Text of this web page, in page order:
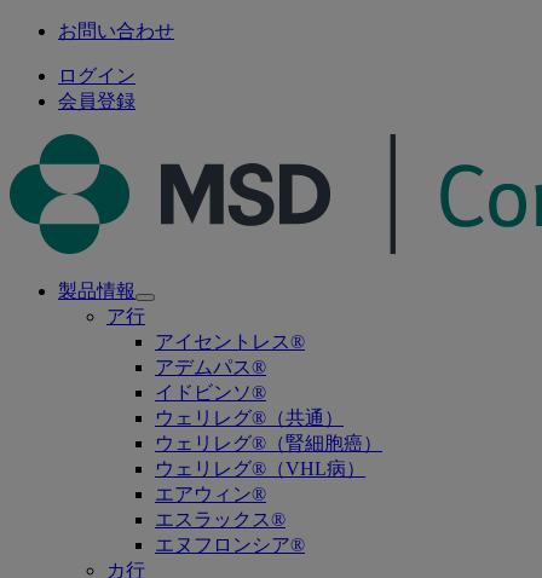
お問い合わせ
ログイン
会員登録
製品情報
Open
submenu
ア行
アイセントレス®
アデムパス®
イドビンソ®
ウェリレグ®（共通）
ウェリレグ®（腎細胞癌）
ウェリレグ®（VHL病）
エアウィン®
エスラックス®
エヌフロンシア®
カ行